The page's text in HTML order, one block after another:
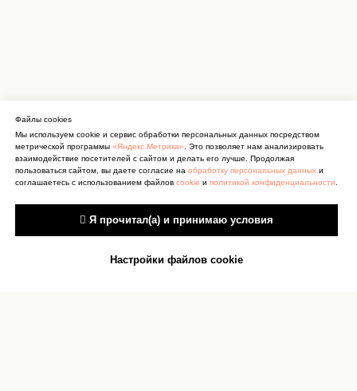
Файлы cookies
Мы используем cookie и сервис обработки персональных данных посредством
метрической программы «Яндекс.Метрика». Это позволяет нам анализировать
взаимодействие посетителей с сайтом и делать его лучше. Продолжая
пользоваться сайтом, вы даете согласие на обработку персональных данных и
соглашаетесь с использованием файлов cookie и политикой конфиденциальности.
 Я прочитал(а) и принимаю условия
Настройки файлов cookie